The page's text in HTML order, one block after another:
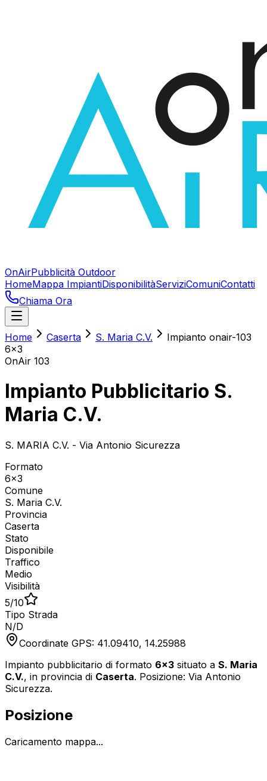
OnAirPubblicità Outdoor
HomeMappa ImpiantiDisponibilitàServiziComuniContatti
Chiama Ora
Home Caserta S. Maria C.V.
Impianto onair-103
6x3
OnAir 103
Impianto Pubblicitario S.
Maria C.V.
S. MARIA C.V. - Via Antonio Sicurezza
Formato
6x3
Comune
S. Maria C.V.
Provincia
Caserta
Stato
Disponibile
Traffico
Medio
Visibilità
5/10
Tipo Strada
N/D
Coordinate GPS: 41.09410, 14.25988
Impianto pubblicitario di formato 6x3 situato a S. Maria
C.V., in provincia di Caserta. Posizione: Via Antonio
Sicurezza.
Posizione
Caricamento mappa...